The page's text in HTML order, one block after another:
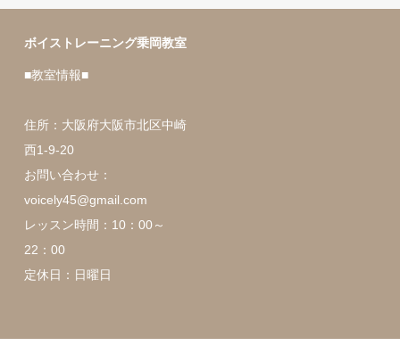
ボイストレーニング乗岡教室
■教室情報■
住所：大阪府大阪市北区中崎
西1-9-20
お問い合わせ：
voicely45@gmail.com
レッスン時間：10：00～
22：00
定休日：日曜日